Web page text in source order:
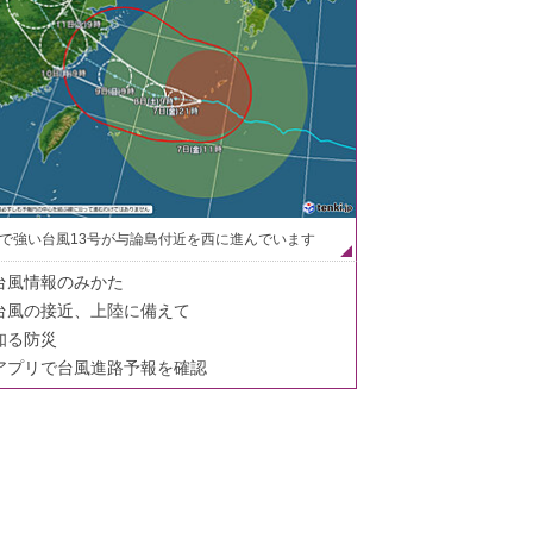
強い台風13号が与論島付近を西に進んでいます
風情報のみかた
風の接近、上陸に備えて
る防災
プリで台風進路予報を確認